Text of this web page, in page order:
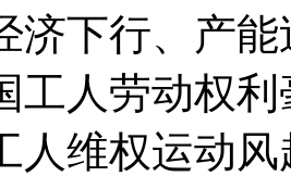
济下行、产
工人劳动权
人维权运动